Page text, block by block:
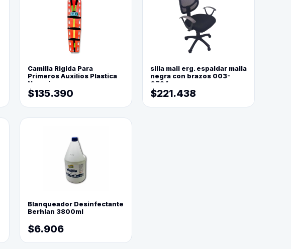
Camilla Rigida Para
Primeros Auxilios Plastica
Naranja
$135.390
silla mali erg. espaldar malla
negra con brazos 003-
0794
$221.438
Blanqueador Desinfectante
Berhlan 3800ml
$6.906